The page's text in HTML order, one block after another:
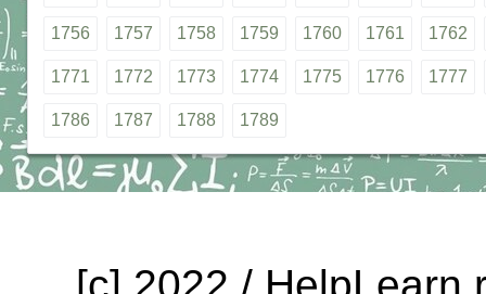
1756 1757 1758 1759 1760 1761 1762
1771 1772 1773 1774 1775 1776 1777
1786 1787 1788 1789